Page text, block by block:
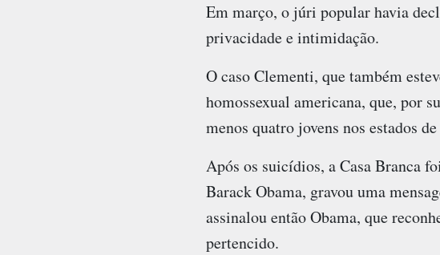
Em março, o júri popular havia
privacidade e intimidação.
O caso Clementi, que também
homossexual americana, que, por
menos quatro jovens nos estados
Após os suicídios, a Casa Branca
Barack Obama, gravou uma
assinalou então Obama, que
pertencido.